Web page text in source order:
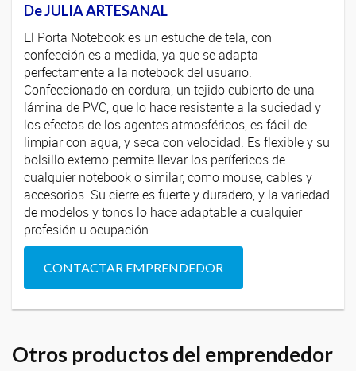
De JULIA ARTESANAL
El Porta Notebook es un estuche de tela, con
confección es a medida, ya que se adapta
perfectamente a la notebook del usuario.
Confeccionado en cordura, un tejido cubierto de una
lámina de PVC, que lo hace resistente a la suciedad y
los efectos de los agentes atmosféricos, es fácil de
limpiar con agua, y seca con velocidad. Es flexible y su
bolsillo externo permite llevar los perífericos de
cualquier notebook o similar, como mouse, cables y
accesorios. Su cierre es fuerte y duradero, y la variedad
de modelos y tonos lo hace adaptable a cualquier
profesión u ocupación.
CONTACTAR EMPRENDEDOR
Otros productos del emprendedor